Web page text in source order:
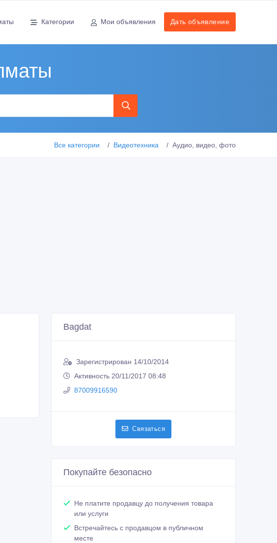
Категории Мои объявления Дать объявление
Все категории Видеотехника Аудио, видео, фото
Bagdat
Зарегистрирован 14/10/2014
Активность 20/11/2017 08:48
87009916590
Связаться
Покупайте безопасно
Не платите продавцу до получения товара
или услуги
Встречайтесь с продавцом в публичном
месте